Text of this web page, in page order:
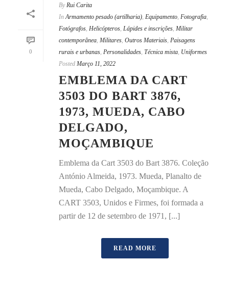
0
By Rui Carita
In Armamento pesado (artilharia), Equipamento, Fotografia,
Fotógrafos, Helicópteros, Lápides e inscrições, Militar
contemporânea, Militares, Outros Materiais, Paisagens
rurais e urbanas, Personalidades, Técnica mista, Uniformes
Posted Março 11, 2022
EMBLEMA DA CART
3503 DO BART 3876,
1973, MUEDA, CABO
DELGADO,
MOÇAMBIQUE
Emblema da Cart 3503 do Bart 3876. Coleção
António Almeida, 1973. Mueda, Planalto de
Mueda, Cabo Delgado, Moçambique. A
CART 3503, Unidos e Firmes, foi formada a
partir de 12 de setembro de 1971, [...]
READ MORE